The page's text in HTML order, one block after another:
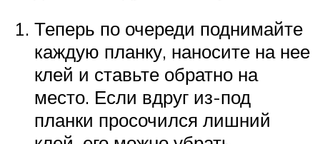
Теперь по очереди поднимайте
каждую планку, наносите на нее
клей и ставьте обратно на
место. Если вдруг из-под
планки просочился лишний